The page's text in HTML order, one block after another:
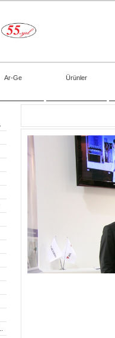
Ar-Ge Ürünler